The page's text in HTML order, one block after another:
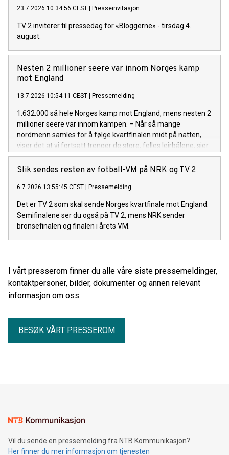
23.7.2026 10:34:56 CEST | Presseinvitasjon
TV 2 inviterer til pressedag for «Bloggerne» - tirsdag 4.
august.
Nesten 2 millioner seere var innom Norges kamp
mot England
13.7.2026 10:54:11 CEST | Pressemelding
1.632.000 så hele Norges kamp mot England, mens nesten 2
millioner seere var innom kampen. – Når så mange
nordmenn samles for å følge kvartfinalen midt på natten,
viser det at vi fortsatt trenger de store, felles leirbålene, sier
TV 2-sjef Olav T. Sandnes.
Slik sendes resten av fotball-VM på NRK og TV 2
6.7.2026 13:55:45 CEST | Pressemelding
Det er TV 2 som skal sende Norges kvartfinale mot England.
Semifinalene ser du også på TV 2, mens NRK sender
bronsefinalen og finalen i årets VM.
I vårt presserom finner du alle våre siste pressemeldinger,
kontaktpersoner, bilder, dokumenter og annen relevant
informasjon om oss.
BESØK VÅRT PRESSEROM
Vil du sende en pressemelding fra NTB Kommunikasjon?
Her finner du mer informasjon om tjenesten